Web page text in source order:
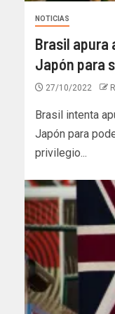
NOTICIAS
Brasil apura
Japón para
27/10/2022
Brasil intenta
Japón para
privilegio...